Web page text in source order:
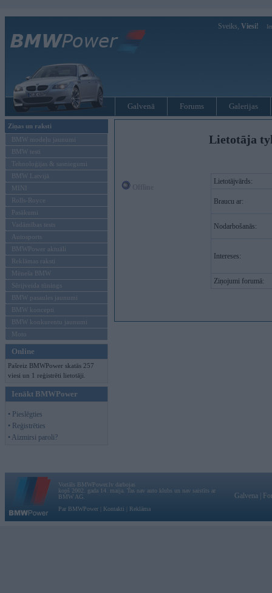
Sveiks, Viesi!
Galvenā Forums Galerijas
Ziņas un raksti
BMW modeļu jaunumi
BMW testi
Tehnoloģijas & sasniegumi
BMW Latvijā
MINI
Rolls-Royce
Pasākumi
Vadāmības tests
Autosports
BMWPower aktuāli
Reklāmas raksti
Mēneša BMW
Sērijveida tūnings
BMW pasaules jaunumi
BMW koncepti
BMW konkurentu jaunumi
Moto
Online
Pašreiz BMWPower skatās 257
viesi un 1 reģistrēti lietotāji.
Ienākt BMWPower
• Pieslēgties
• Reģistrēties
• Aizmirsi paroli?
Lietotāja
Lietotājvārds:
Braucu ar:
Nodarbošanās:
Intereses:
Ziņojumi forumā:
Vortāls BMWPower.lv darbojas
kopš 2002. gada 14. maija. Tas nav auto klubs un nav saistīts ar
BMW AG.
Par BMWPower
Kontakti Reklāma
Galvena